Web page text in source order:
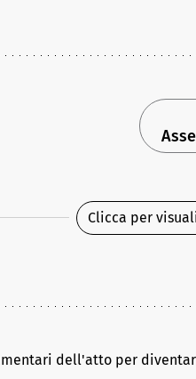
Clicca per
dell'atto per